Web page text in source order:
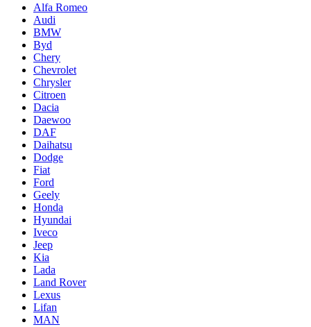
Alfa Romeo
Audi
BMW
Byd
Chery
Chevrolet
Chrysler
Citroen
Dacia
Daewoo
DAF
Daihatsu
Dodge
Fiat
Ford
Geely
Honda
Hyundai
Iveco
Jeep
Kia
Lada
Land Rover
Lexus
Lifan
MAN